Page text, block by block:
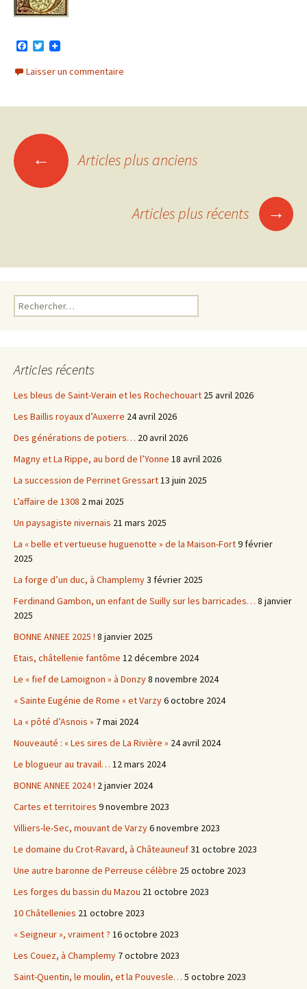
c
e
T
i
t
Laisser un commentaire
Navigation
des
← Articles plus anciens
Articles plus récents →
Rechercher :
Articles récents
Les bleus de Saint-Verain et les Rochechouart 25 avril 2026
Les Baillis royaux d’Auxerre 24 avril 2026
Des générations de potiers… 20 avril 2026
Magny et La Rippe, au bord de l’Yonne 18 avril 2026
La succession de Perrinet Gressart13 juin 2025
L’affaire de 1308 2 mai 2025
Un paysagiste nivernais 21 mars 2025
La « belle et vertueuse huguenotte » de la Maison-Fort9 février
2025
La forge d’un duc, à Champlemy3 février 2025
Ferdinand Gambon, un enfant de Suilly sur les barricades… 8 janvier
2025
BONNE ANNEE 2025 ! 8 janvier 2025
Etais, châtellenie fantôme 12 décembre 2024
Le « fief de Lamoignon » à Donzy8 novembre 2024
« Sainte Eugénie de Rome » et Varzy6 octobre 2024
La « pôté d’Asnois » 7 mai 2024
Nouveauté : « Les sires de La Rivière » 24 avril 2024
Le blogueur au travail… 12 mars 2024
BONNE ANNEE 2024 ! 2 janvier 2024
Cartes et territoires 9 novembre 2023
Villiers-le-Sec, mouvant de Varzy6 novembre 2023
Le domaine du Crot-Ravard, à Châteauneuf31 octobre 2023
Une autre baronne de Perreuse célèbre 25 octobre 2023
Les forges du bassin du Mazou 21 octobre 2023
10 Châtellenies 21 octobre 2023
« Seigneur », vraiment ? 16 octobre 2023
Les Couez, à Champlemy 7 octobre 2023
Saint-Quentin, le moulin, et la Pouvesle… 5 octobre 2023